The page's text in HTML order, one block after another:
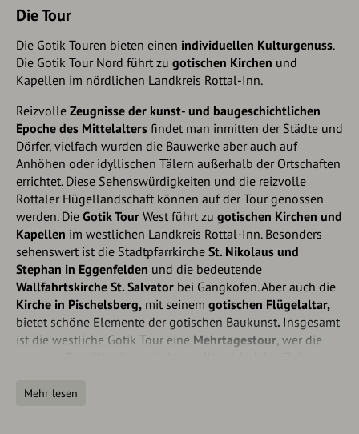
Die Tour
Die Gotik Touren bieten einen individuellen Kulturgenuss.
Die Gotik Tour Nord führt zu gotischen Kirchen und
Kapellen im nördlichen Landkreis Rottal-Inn.
Reizvolle Zeugnisse der kunst- und baugeschichtlichen
Epoche des Mittelalters findet man inmitten der Städte und
Dörfer, vielfach wurden die Bauwerke aber auch auf
Anhöhen oder idyllischen Tälern außerhalb der Ortschaften
errichtet. Diese Sehenswürdigkeiten und die reizvolle
Rottaler Hügellandschaft können auf der Tour genossen
werden. Die Gotik Tour West führt zu gotischen Kirchen und
Kapellen im westlichen Landkreis Rottal-Inn. Besonders
sehenswert ist die Stadtpfarrkirche St. Nikolaus und
Stephan in Eggenfelden und die bedeutende
Wallfahrtskirche St. Salvator bei Gangkofen. Aber auch die
Kirche in Pischelsberg, mit seinem gotischen Flügelaltar,
bietet schöne Elemente der gotischen Baukunst. Insgesamt
ist die westliche Gotik Tour eine Mehrtagestour, wer die
sehenswerten Kirchen liegen nicht immer direkt auf der
Mehr lesen